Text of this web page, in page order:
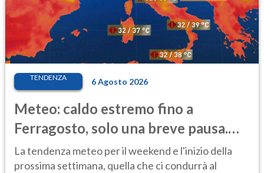
TENDENZA 6 Agosto 2026
Meteo: caldo estremo fino a
Ferragosto, solo una breve pausa.
Ecco dove
La tendenza meteo per il weekend e l'inizio della
prossima settimana, quella che ci condurrà al